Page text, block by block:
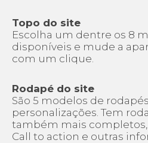
Topo do site
Escolha um dentre os 8
disponíveis e mude a
com um clique.
Rodapé do site
São 5 modelos de
personalizações. Tem
também mais
Call to action e outras